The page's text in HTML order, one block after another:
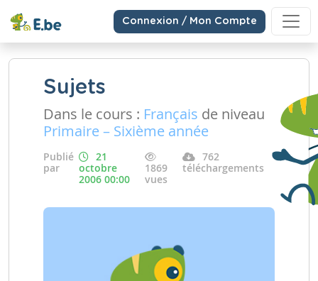
Connexion / Mon Compte
Sujets
Dans le cours : Français de niveau
Primaire – Sixième année
Publié
par
21
octobre
2006 00:00
1869
vues
762
téléchargements